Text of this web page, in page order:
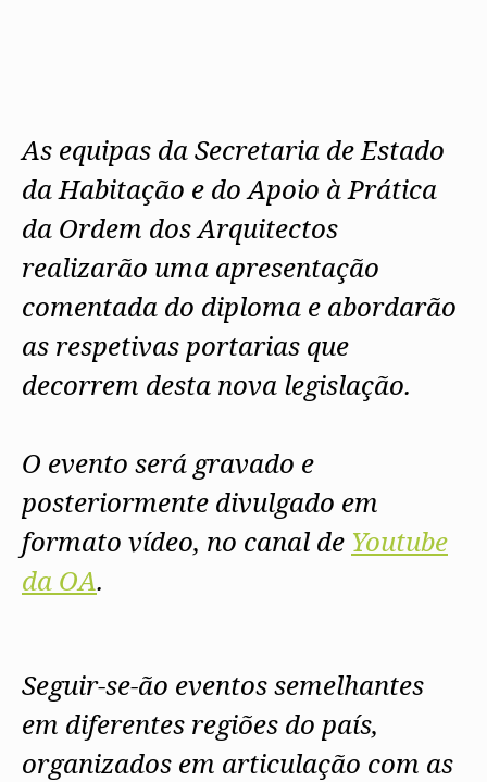
As equipas da Secretaria de Estado
da Habitação e do Apoio à Prática
da Ordem dos Arquitectos
realizarão uma apresentação
comentada do diploma e abordarão
as respetivas portarias que
decorrem desta nova legislação.
O evento será gravado e
posteriormente divulgado em
formato vídeo, no canal de Youtube
da OA.
Seguir-se-ão eventos semelhantes
em diferentes regiões do país,
organizados em articulação com as